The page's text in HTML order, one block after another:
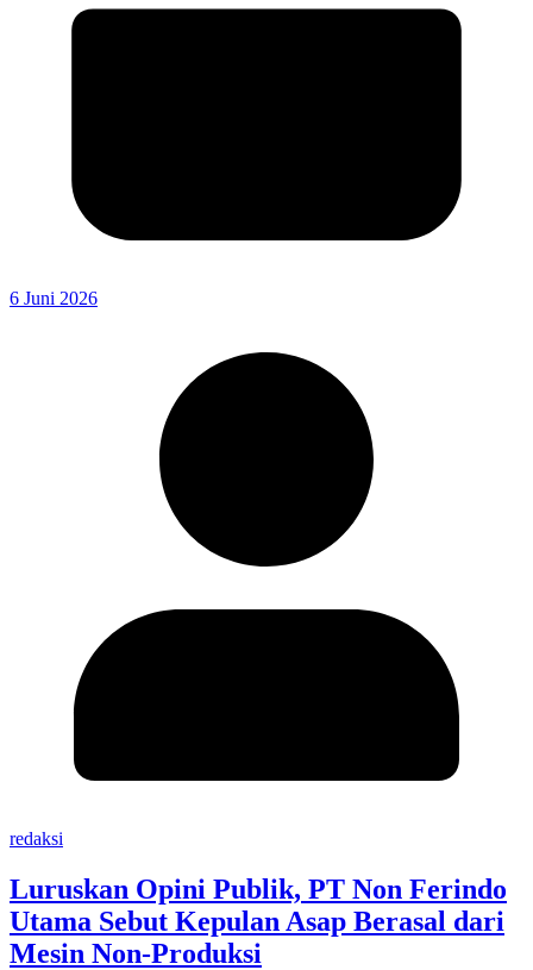
6 Juni 2026
redaksi
Luruskan Opini Publik, PT Non Ferindo
Utama Sebut Kepulan Asap Berasal dari
Mesin Non-Produksi